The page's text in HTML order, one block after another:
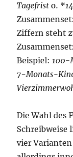
Tagefrist o.
Ziffern steht
Beispiel: 100-
7-Monats-
Die Wahl des
Schreibweise
vier